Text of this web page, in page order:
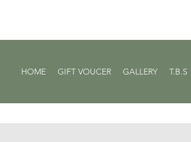
HOME GIFT VOUCER GALLERY T.B.S